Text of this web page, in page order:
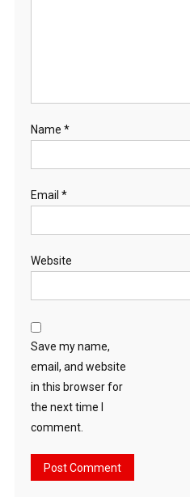
Name *
Email *
Website
Save my name,
email, and website
in this browser for
the next time I
comment.